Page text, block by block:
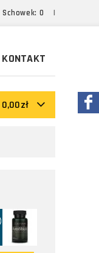
Schowek: 0 |
KONTAKT
0,00zł